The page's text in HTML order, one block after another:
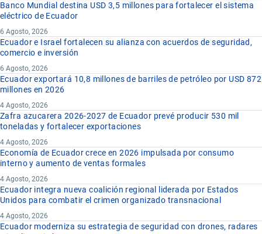
Banco Mundial destina USD 3,5 millones para fortalecer el sistema
eléctrico de Ecuador
6 Agosto, 2026
Ecuador e Israel fortalecen su alianza con acuerdos de seguridad,
comercio e inversión
6 Agosto, 2026
Ecuador exportará 10,8 millones de barriles de petróleo por USD 872
millones en 2026
4 Agosto, 2026
Zafra azucarera 2026-2027 de Ecuador prevé producir 530 mil
toneladas y fortalecer exportaciones
4 Agosto, 2026
Economía de Ecuador crece en 2026 impulsada por consumo
interno y aumento de ventas formales
4 Agosto, 2026
Ecuador integra nueva coalición regional liderada por Estados
Unidos para combatir el crimen organizado transnacional
4 Agosto, 2026
Ecuador moderniza su estrategia de seguridad con drones, radares